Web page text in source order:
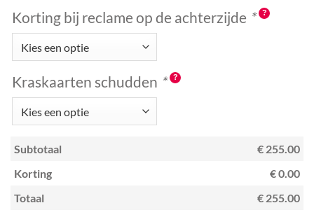
Korting bij reclame op de achterzijde *
Kraskaarten schudden *
Subtotaal
€ 255.00
Korting
€ 0.00
Totaal
€ 255.00